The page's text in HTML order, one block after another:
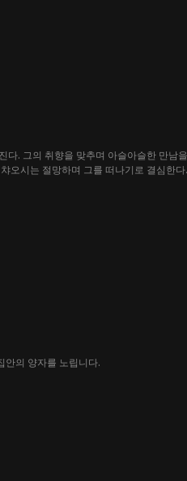
. 그의 취향을 맞추며 아슬아슬한 만
오시는 절망하며 그를 떠나기로 결심한다.
안의 양자를 노립니다.